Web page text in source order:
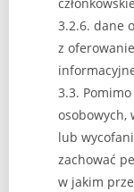
3.2.6. dane
z
3.3.
osobowych,
lub
zachować
w jakim